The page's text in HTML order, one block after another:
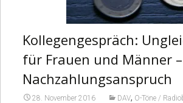
Kollegengespräch:
für Frauen und Männer –
Nachzahlungsanspruch
28. November 2016 DAV, O-Töne /